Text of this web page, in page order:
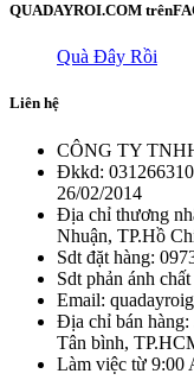
QUADAYROI.COM trên
Quà Đây Rồi
Liên hệ
CÔNG TY
Đkkd:
26/02/2014
Địa chỉ thương
Nhuận, TP.Hồ
Sdt đặt hàng:
Sdt phản ánh
Email:
Địa chỉ bán hàng:
Tân bình,
Làm việc từ 9:00